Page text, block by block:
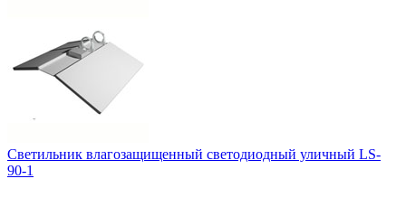
Cветильник влагозащищенный светодиодный уличный LS-
90-1